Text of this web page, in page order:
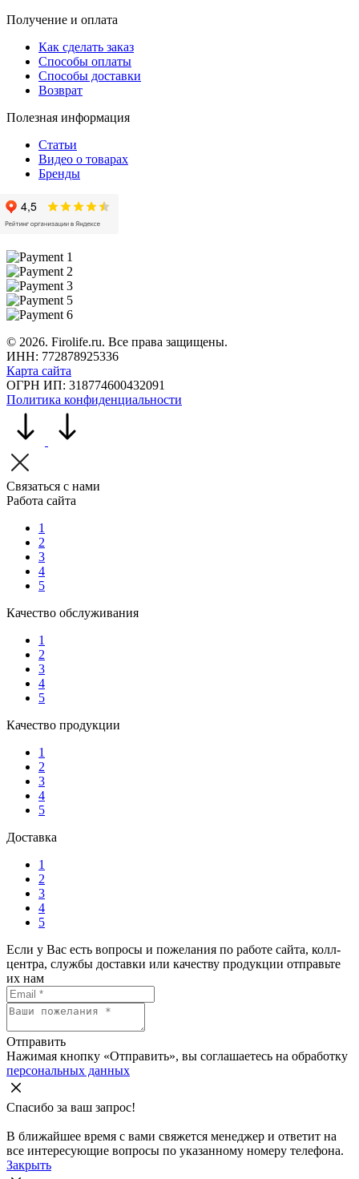
Получение и оплата
Как сделать заказ
Способы оплаты
Способы доставки
Возврат
Полезная информация
Статьи
Видео о товарах
Бренды
© 2026. Firolife.ru. Все права защищены.
ИНН: 772878925336
Карта сайта
ОГРН ИП: 318774600432091
Политика конфиденциальности
Связаться с нами
Работа сайта
1
2
3
4
5
Качество обслуживания
1
2
3
4
5
Качество продукции
1
2
3
4
5
Доставка
1
2
3
4
5
Если у Вас есть вопросы и пожелания по работе сайта, колл-
центра, службы доставки или качеству продукции отправьте
их нам
Отправить
Нажимая кнопку «Отправить», вы соглашаетесь на обработку
персональных данных
Спасибо за ваш запрос!
В ближайшее время с вами свяжется менеджер и ответит на
все интересующие вопросы по указанному номеру телефона.
Закрыть